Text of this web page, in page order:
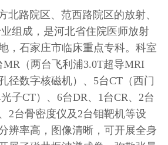
路院区、范西路院区的放射、
组成，是河北省住院医师放射
，石家庄市临床重点专科。科室
（两台飞利浦3.0T超导MRI
径数字核磁机）、5台CT（西门
子CT）、6台DR、1台CR、2台
2台骨密度仪及2台钼靶机等设
辨率高，图像清晰，可开展全身